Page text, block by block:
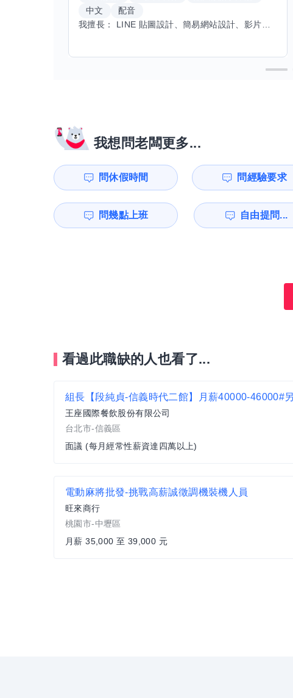
中文
配音
我擅長： LINE 貼圖設計、簡易網站設計、影片剪輯、配音、AI 影片創作、音樂創作（原創歌曲／純音樂／配樂） 希望交換技能： ① 游泳（想學：自由式、蝶式） 已會基礎蛙式、仰式，但姿勢尚未標準，希望有人協助修正動作、提升效率。 ② 鋼琴（目前約巴哈初階程度） ③ 英文（程度約 B1～B2） 交換方式： 捷運可到處，部分技能可線上交換。
我想問老闆更多...
問休假時間 問經驗要求
問幾點上班 自由提問...
看過此職缺的人也看了...
王座國際餐飲股份有限公司
台北市-信義區
面議 (每月經常性薪資達四萬以上)
電動麻將批發-挑戰高薪誠徵調機裝機人員
旺來商行
桃園市-中壢區
月薪 35,000 至 39,000 元